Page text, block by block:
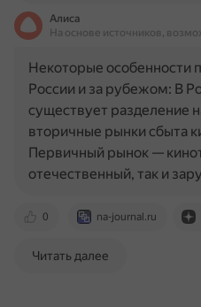
Алиса
На основе источников,
0 na-journal.ru
Некоторые особенности
России и за рубежом: В
существует разделение
вторичные рынки сбыта
Первичный рынок —
отечественный, так и
Читать далее